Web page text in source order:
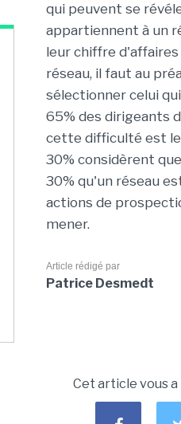
qui peuvent se
appartiennent à un
leur chiffre d'affaires
réseau, il faut au
sélectionner celui
65% des dirigeants
cette difficulté est le
30% considèrent
30% qu'un réseau
actions de
mener.
Article rédigé par
Patrice Desmedt
Cet article vous a